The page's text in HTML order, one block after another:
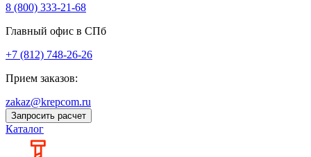
8 (800) 333‑21-68
Главный офис в СПб
+7 (812) 748-26-26
Прием заказов:
zakaz@krepcom.ru
Запросить расчет
Каталог